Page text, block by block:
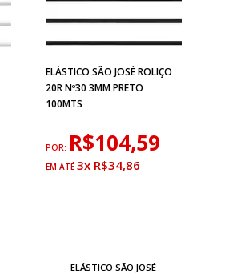
ELÁSTICO SÃO JOSÉ ROLIÇO
20R Nº30 3MM PRETO
100MTS
POR: R$104,59
3x R$34,86
ELÁSTICO SÃO JOSÉ